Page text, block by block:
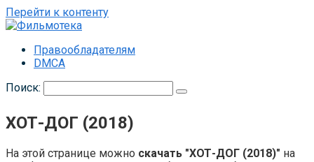
Перейти к контенту
Правообладателям
DMCA
Поиск:
ХОТ-ДОГ (2018)
На этой странице можно скачать "ХОТ-ДОГ (2018)" на